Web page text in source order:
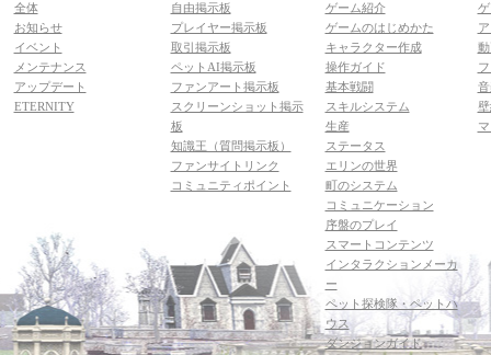
全体
お知らせ
イベント
メンテナンス
アップデート
ETERNITY
自由掲示板
プレイヤー掲示板
取引掲示板
ペットAI掲示板
ファンアート掲示板
スクリーンショット掲示
板
知識王（質問掲示板）
ファンサイトリンク
コミュニティポイント
ゲーム紹介
ゲームのはじめかた
キャラクター作成
操作ガイド
基本戦闘
スキルシステム
生産
ステータス
エリンの世界
町のシステム
コミュニケーション
序盤のプレイ
スマートコンテンツ
インタラクションメーカ
ー
ペット探検隊・ペットハ
ウス
ダンジョンガイド